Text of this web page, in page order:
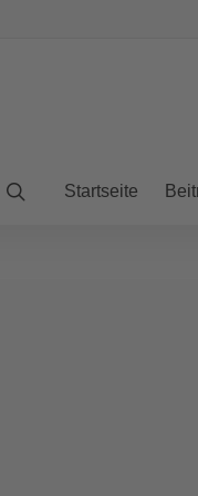
Startseite